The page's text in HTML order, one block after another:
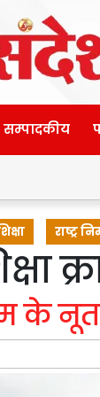
सम्पादकीय
राष्ट्र
नूतन